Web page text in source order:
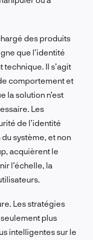
des produits
que l’identité
technique. Il s’agit
comportement et
la solution n’est
Les
de l’identité
système, et non
acquièrent le
l’échelle, la
Les stratégies
plus
intelligentes sur le